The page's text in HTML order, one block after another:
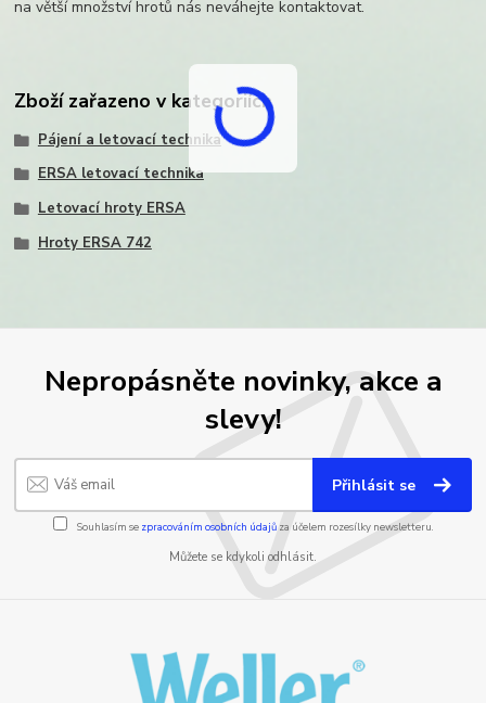
na větší množství hrotů nás neváhejte kontaktovat.
Zboží zařazeno v kategoriích
Pájení a letovací technika
ERSA letovací technika
Letovací hroty ERSA
Hroty ERSA 742
Nepropásněte novinky, akce a
slevy!
Přihlásit se
Souhlasím se zpracováním osobních údajůza účelem rozesílky newsletteru.
Můžete se kdykoli odhlásit.